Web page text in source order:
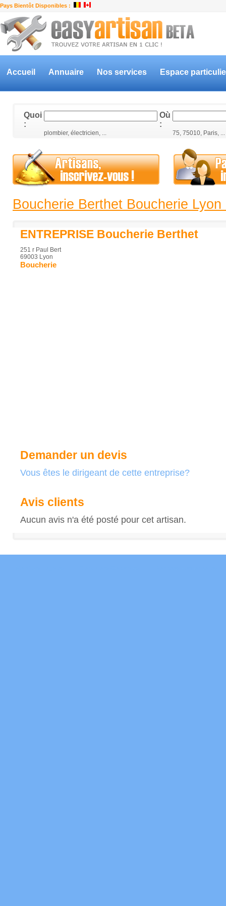
Pays Bientôt Disponibles :
Accueil Annuaire Nos services Espace
Quoi
:
Où
:
plombier, électricien, ... 75, 75010, Paris, ...
Boucherie Berthet Boucherie Lyon
ENTREPRISE Boucherie Berthet
251 r Paul Bert
69003 Lyon
Boucherie
Demander un devis
Vous êtes le dirigeant de cette entreprise?
Avis clients
Aucun avis n'a été posté pour cet artisan.